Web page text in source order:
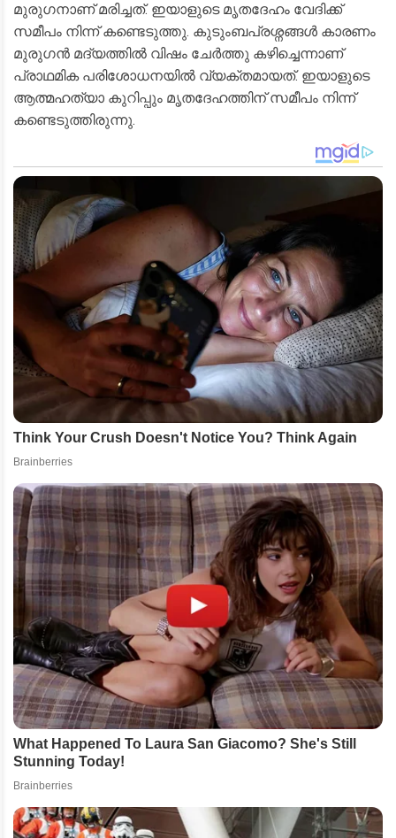
മുരുഗനാണ് മരിച്ചത്. ഇയാളുടെ മൃതദേഹം വേദിക്ക്
സമീപം നിന്ന് കണ്ടെടുത്തു. കുടുംബപ്രശ്നങ്ങൾ കാരണം
മുരുഗൻ മദ്യത്തിൽ വിഷം ചേർത്തു കഴിച്ചെന്നാണ്
പ്രാഥമിക പരിശോധനയിൽ വ്യക്തമായത്. ഇയാളുടെ
ആത്മഹത്യാ കുറിപ്പും മൃതദേഹത്തിന് സമീപം നിന്ന്
കണ്ടെടുത്തിരുന്നു.